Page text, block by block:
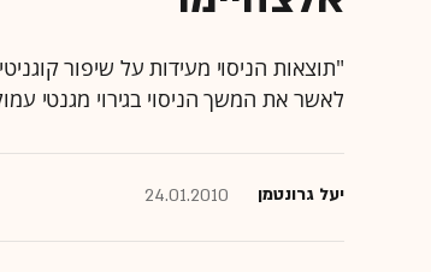
"תוצאות הניסוי מעידות על שיפור
לאשר את המשך הניסוי בגירוי מגנטי
יעל גרונטמן 24.01.2010